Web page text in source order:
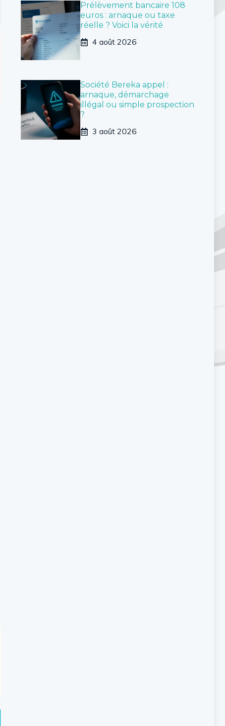
Prélèvement bancaire 108
euros : arnaque ou taxe
réelle ? Voici la vérité
4 août 2026
Société Bereka appel :
arnaque, démarchage
illégal ou simple prospection
?
3 août 2026